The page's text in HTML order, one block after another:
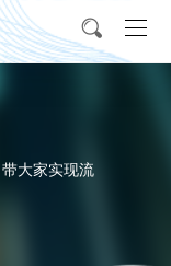
大家实现流